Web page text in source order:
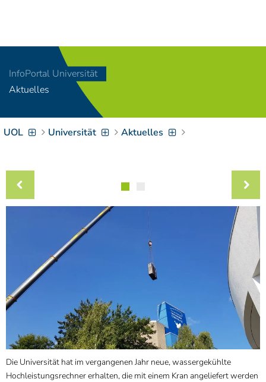
[Access-Key 8
Zum Inhalt springen
Zur Suche springen
[Access-Key 4]
Zur Hauptnavigation
Zielgruppennavigation
]
Zur
Brotkrumennavigation
Informationen zur
Barrierefreiheit
InfoPortal Universität
Aktuelles
UOL Universität Aktuelles
Die Universität hat im vergangenen Jahr neue, wassergekühlte
Hochleistungsrechner erhalten, die mit einem Kran angeliefert werden